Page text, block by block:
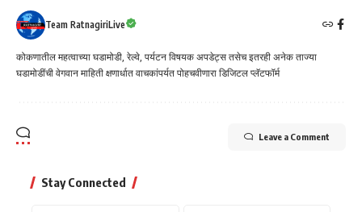
Team RatnagiriLive
कोकणातील महत्वाच्या घडामोडी, रेल्वे, पर्यटन विषयक अपडेट्स तसेच इतरही अनेक ताज्या
घडामोडींची वेगवान माहिती क्षणार्धात वाचकांपर्यत पोहचवीणारा डिजिटल प्लॅटफॉर्म
Leave a Comment
Stay Connected